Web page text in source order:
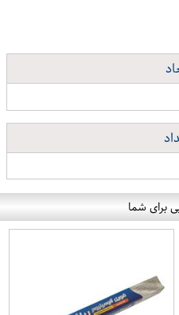
برای شما